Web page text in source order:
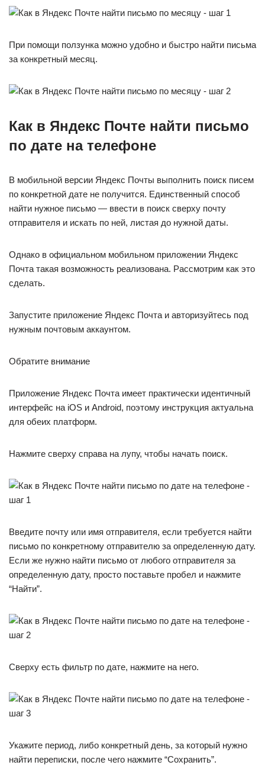
При помощи ползунка можно удобно и быстро найти письма
за конкретный месяц.
Как в Яндекс Почте найти письмо
по дате на телефоне
В мобильной версии Яндекс Почты выполнить поиск писем
по конкретной дате не получится. Единственный способ
найти нужное письмо — ввести в поиск сверху почту
отправителя и искать по ней, листая до нужной даты.
Однако в официальном мобильном приложении Яндекс
Почта такая возможность реализована. Рассмотрим как это
сделать.
Запустите приложение Яндекс Почта и авторизуйтесь под
нужным почтовым аккаунтом.
Обратите внимание
Приложение Яндекс Почта имеет практически идентичный
интерфейс на iOS и Android, поэтому инструкция актуальна
для обеих платформ.
Нажмите сверху справа на лупу, чтобы начать поиск.
Введите почту или имя отправителя, если требуется найти
письмо по конкретному отправителю за определенную дату.
Если же нужно найти письмо от любого отправителя за
определенную дату, просто поставьте пробел и нажмите
“Найти”.
Сверху есть фильтр по дате, нажмите на него.
Укажите период, либо конкретный день, за который нужно
найти переписки, после чего нажмите “Сохранить”.